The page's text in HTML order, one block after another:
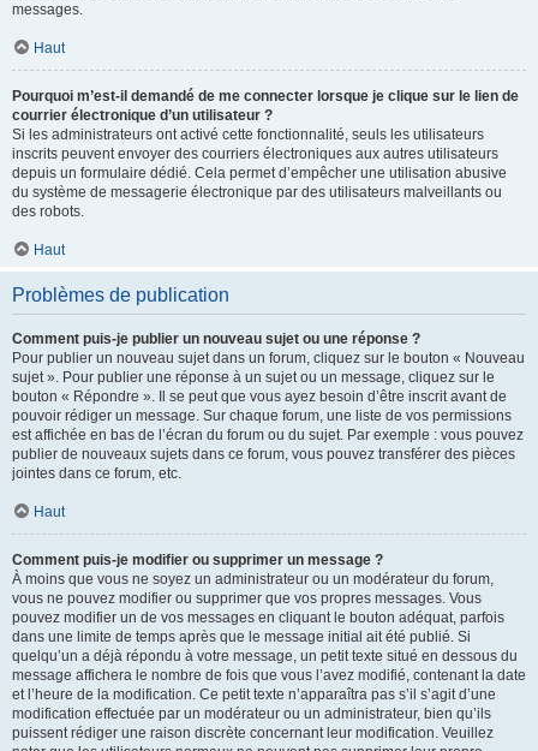
messages.
Haut
Pourquoi m’est-il demandé de me connecter lorsque je clique sur le lien de
courrier électronique d’un utilisateur ?
Si les administrateurs ont activé cette fonctionnalité, seuls les utilisateurs
inscrits peuvent envoyer des courriers électroniques aux autres utilisateurs
depuis un formulaire dédié. Cela permet d’empêcher une utilisation abusive
du système de messagerie électronique par des utilisateurs malveillants ou
des robots.
Haut
Problèmes de publication
Comment puis-je publier un nouveau sujet ou une réponse ?
Pour publier un nouveau sujet dans un forum, cliquez sur le bouton « Nouveau
sujet ». Pour publier une réponse à un sujet ou un message, cliquez sur le
bouton « Répondre ». Il se peut que vous ayez besoin d’être inscrit avant de
pouvoir rédiger un message. Sur chaque forum, une liste de vos permissions
est affichée en bas de l’écran du forum ou du sujet. Par exemple : vous pouvez
publier de nouveaux sujets dans ce forum, vous pouvez transférer des pièces
jointes dans ce forum, etc.
Haut
Comment puis-je modifier ou supprimer un message ?
À moins que vous ne soyez un administrateur ou un modérateur du forum,
vous ne pouvez modifier ou supprimer que vos propres messages. Vous
pouvez modifier un de vos messages en cliquant le bouton adéquat, parfois
dans une limite de temps après que le message initial ait été publié. Si
quelqu’un a déjà répondu à votre message, un petit texte situé en dessous du
message affichera le nombre de fois que vous l’avez modifié, contenant la date
et l’heure de la modification. Ce petit texte n’apparaîtra pas s’il s’agit d’une
modification effectuée par un modérateur ou un administrateur, bien qu’ils
puissent rédiger une raison discrète concernant leur modification. Veuillez